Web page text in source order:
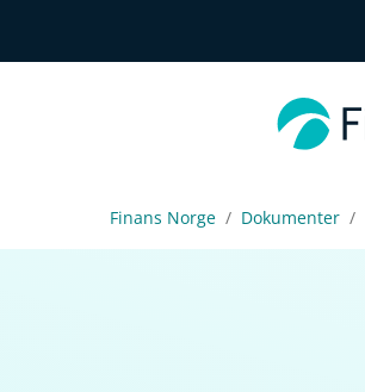
Finans Norge Dokumenter